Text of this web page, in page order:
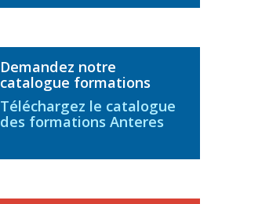
Demandez notre
catalogue formations
Téléchargez le catalogue
des formations Anteres